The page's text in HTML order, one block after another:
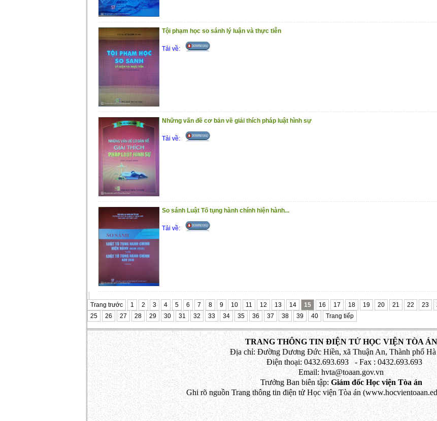
Tội phạm học so sánh lý luận và thực tiễn
Tải về:
Những vấn đề cơ bản về giải thích pháp luật hình sự
Tải về:
So sánh Luật Tố tụng hành chính hiện hành...
Tải về:
Trang trước 1 2 3 4 5 6 7 8 9 10 11 12 13 14 15 16 17 18 19 20 21 22 23
25
26 27 28 29 30 31 32 33 34 35 36 37 38 39 40 Trang tiếp
TRANG THÔNG TIN ĐIỆN TỬ HỌC VIỆN TÒA ÁN
Địa chỉ: Đường Dương Đức Hiền, xã Thuận An, Thành phố
Điện thoại: 0432.693.693 - Fax : 0432.693.693
Email: hvta@toaan.gov.vn
Trưởng Ban biên tập:Giám đốc Học viện Tòa án
Ghi rõ nguồn Trang thông tin điện tử Học viện Tòa án